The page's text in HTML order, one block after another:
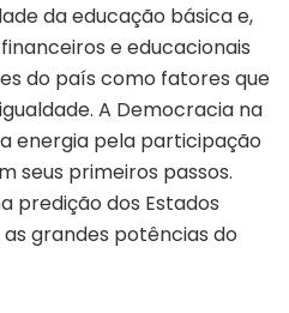
da educação básica e,
e educacionais
do país como fatores que
A Democracia na
energia pela participação
seus primeiros passos.
predição dos Estados
as grandes potências do